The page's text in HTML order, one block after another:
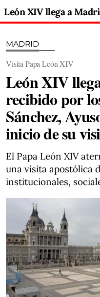
MADRID
Visita Papa León XIV
León XIV
recibido por
Sánchez,
inicio de su
El Papa León XIV
una visita apostólica
institucionales,